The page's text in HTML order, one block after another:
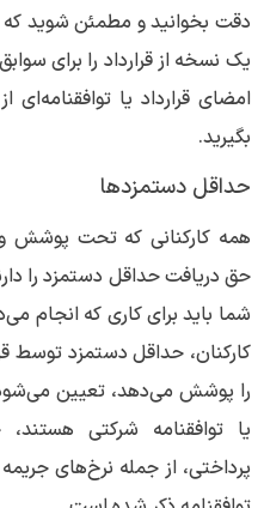
دقت بخوانید و مطمئن شوید که
یک نسخه از قرارداد را برای
امضای قرارداد یا
بگیرید.
حداقل دستمزدها
حق دریافت حداقل دستمزد را
شما باید برای کاری که انجام
کارکنان، حداقل دستمزد توسط
را پوشش می‌دهد، تعیین
یا توافقنامه شرکتی
پرداختی، از جمله نرخ‌های جریمه